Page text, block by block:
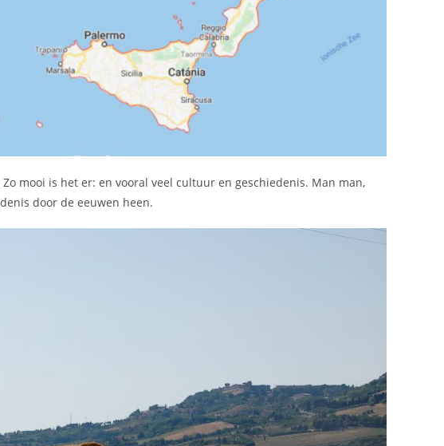
mooi is het er: en vooral veel cultuur en geschiedenis. Man man,
door de eeuwen heen.